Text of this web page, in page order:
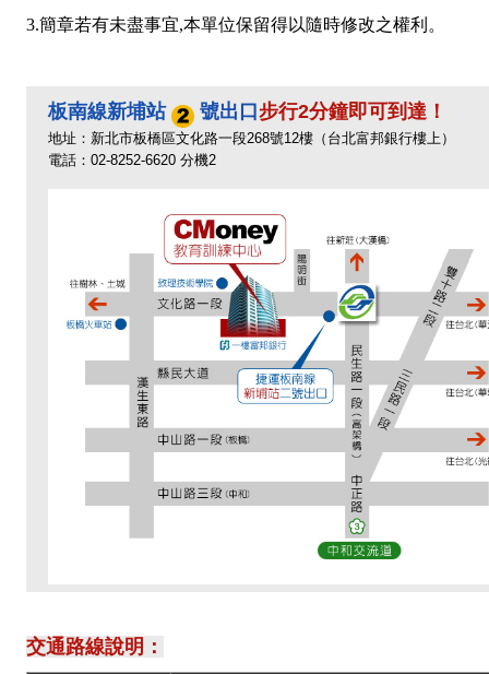
3.簡章若有未盡事宜,本單位保留得以隨時修改之權利。
板南線新埔站 號出口 步行2分鐘即可到達！
地址：新北市板橋區文化路一段268號12樓（台北富邦銀行樓上）
電話：02-8252-6620 分機2
交通路線說明：